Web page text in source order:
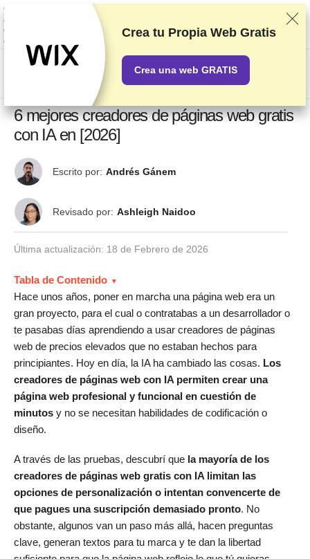
Clasificamos los servicios a partir de pruebas y análisis exhaustivos,
aunque también tenemos en cuenta tus opiniones y nuestros acuerdos
comerciales con los proveedores. Esta página contiene enlaces de
afiliados.
Información acerca de la publicidad
US$
6 mejores creadores de páginas web gratis
con IA en [2026]
Escrito por: Andrés Gánem
Revisado por: Ashleigh Naidoo
Última actualización: 18 de Febrero de 2026
Tabla de Contenido
Hace unos años, poner en marcha una página web era un
gran proyecto, para el cual o contratabas a un desarrollador o
te pasabas días aprendiendo a usar creadores de páginas
web de precios elevados que no estaban hechos para
principiantes. Hoy en día, la IA ha cambiado las cosas. Los
creadores de páginas web con IA permiten crear una
página web profesional y funcional en cuestión de
minutos y no se necesitan habilidades de codificación o
diseño.
A través de las pruebas, descubrí que la mayoría de los
creadores de páginas web gratis con IA limitan las
opciones de personalización o intentan convencerte de
que pagues una suscripción demasiado pronto. No
obstante, algunos van un paso más allá, hacen preguntas
clave, generan textos para tu marca y te dan la libertad
Crea tu Propia Web Gratis
Crea una web GRATIS